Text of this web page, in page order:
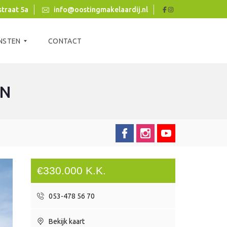
5a info@oostingmakelaardij.nl
CONTACT
€330.000 K.K.
053-478 56 70
Bekijk kaart